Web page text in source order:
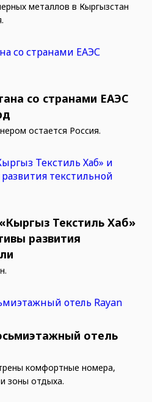
металлов в Кыргызстан
со странами ЕАЭС
остается Россия.
Текстиль Хаб»
развития
отель
комфортные номера,
зоны отдыха.